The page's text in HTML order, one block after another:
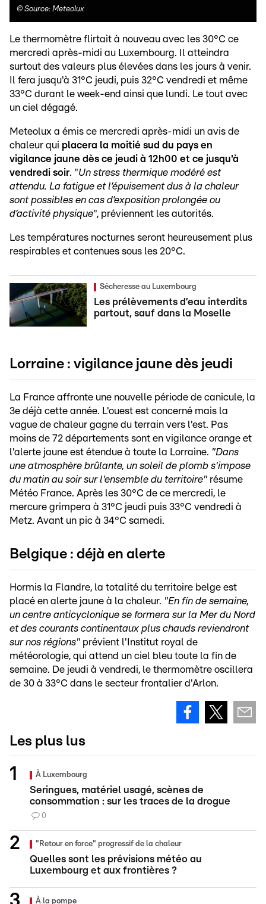
© Source: Meteolux
Le thermomètre flirtait à nouveau avec les 30°C ce
mercredi après-midi au Luxembourg. Il atteindra
surtout des valeurs plus élevées dans les jours à venir.
Il fera jusqu'à 31°C jeudi, puis 32°C vendredi et même
33°C durant le week-end ainsi que lundi. Le tout avec
un ciel dégagé.
Meteolux a émis ce mercredi après-midi un avis de
chaleur qui placera la moitié sud du pays en
vigilance jaune dès ce jeudi à 12h00 et ce jusqu'à
vendredi soir. "Un stress thermique modéré est
attendu. La fatigue et l’épuisement dus à la chaleur
sont possibles en cas d’exposition prolongée ou
d’activité physique", préviennent les autorités.
Les températures nocturnes seront heureusement plus
respirables et contenues sous les 20°C.
Sécheresse au Luxembourg
Les prélèvements d’eau interdits
partout, sauf dans la Moselle
Lorraine : vigilance jaune dès jeudi
La France affronte une nouvelle période de canicule, la
3e déjà cette année. L'ouest est concerné mais la
vague de chaleur gagne du terrain vers l'est. Pas
moins de 72 départements sont en vigilance orange et
l'alerte jaune est étendue à toute la Lorraine. "Dans
une atmosphère brûlante, un soleil de plomb s'impose
du matin au soir sur l'ensemble du territoire" résume
Météo France. Après les 30°C de ce mercredi, le
mercure grimpera à 31°C jeudi puis 33°C vendredi à
Metz. Avant un pic à 34°C samedi.
Belgique : déjà en alerte
Hormis la Flandre, la totalité du territoire belge est
placé en alerte jaune à la chaleur. "En fin de semaine,
un centre anticyclonique se formera sur la Mer du Nord
et des courants continentaux plus chauds reviendront
sur nos régions" prévient l'Institut royal de
météorologie, qui attend un ciel bleu toute la fin de
semaine. De jeudi à vendredi, le thermomètre oscillera
de 30 à 33°C dans le secteur frontalier d'Arlon.
Les plus lus
À Luxembourg
Seringues, matériel usagé, scènes de
consommation : sur les traces de la drogue
0
"Retour en force" progressif de la chaleur
Quelles sont les prévisions météo au
Luxembourg et aux frontières ?
À la pompe